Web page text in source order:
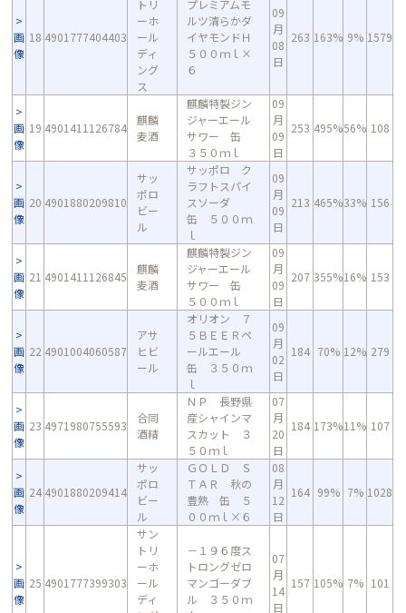
画
像
18 4901777404403
トリ
ーホ
ール
ディ
ング
ス
プレミアムモ
ルツ清らかダ
イヤモンドＨ
５００ｍｌ×
６
09
月
08
日
263 163% 9% 1579
画
像
19 4901411126784
麒麟
麦酒
麒麟特製ジン
ジャーエール
サワー 缶
３５０ｍｌ
09
月
09
日
253 495%56% 108
画
像
20 4901880209810
サッ
ポロ
ビー
ル
サッポロ ク
ラフトスパイ
スソーダ
缶 ５００ｍ
ｌ
09
月
09
日
213 465%33% 156
画
像
21 4901411126845
麒麟
麦酒
麒麟特製ジン
ジャーエール
サワー 缶
５００ｍｌ
09
月
09
日
207 355%16% 153
画
像
22 4901004060587
アサ
ヒビ
ール
オリオン ７
５ＢＥＥＲペ
ールエール
缶 ３５０ｍ
ｌ
09
月
02
日
184 70% 12% 279
画
像
23 4971980755593
合同
酒精
ＮＰ 長野県
産シャインマ
スカット ３
５０ｍｌ
07
月
20
日
184 173%11% 107
画
像
24 4901880209414
サッ
ポロ
ビー
ル
ＧＯＬＤ Ｓ
ＴＡＲ 秋の
豊熟 缶 ５
００ｍｌ×６
08
月
12
日
164 99% 7% 1028
画
像
25 4901777399303
サン
トリ
ーホ
ール
ディ
－１９６度ス
トロングゼロ
マンゴーダブ
ル ３５０ｍ
07
月
14
日
157 105% 7% 101